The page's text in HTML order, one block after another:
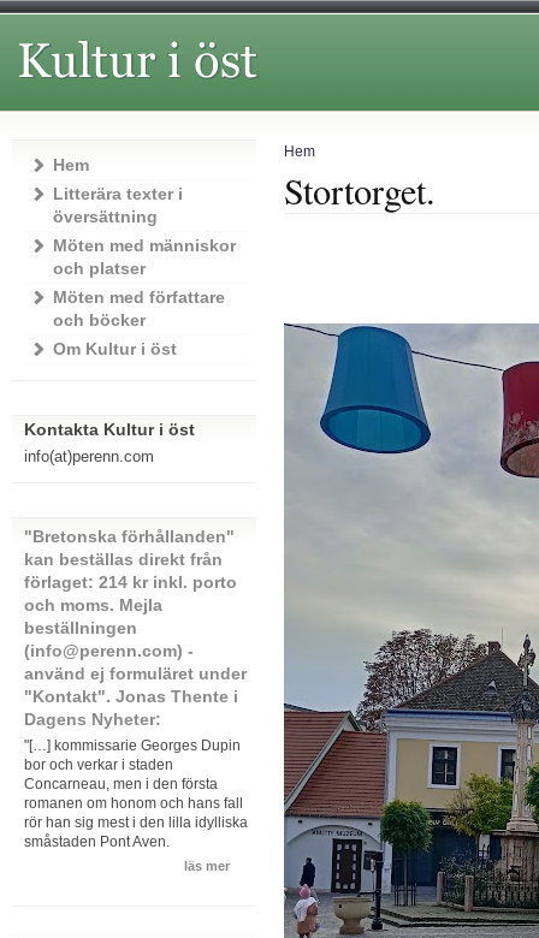
Hem
Stortorget.
Hem
Litterära texter i
översättning
Möten med människor
och platser
Möten med författare
och böcker
Om Kultur i öst
Kontakta Kultur i öst
info(at)perenn.com
"Bretonska förhållanden"
kan beställas direkt från
förlaget: 214 kr inkl. porto
och moms. Mejla
beställningen
(info@perenn.com) -
använd ej formuläret under
"Kontakt". Jonas Thente i
Dagens Nyheter:
"[…] kommissarie Georges Dupin
bor och verkar i staden
Concarneau, men i den första
romanen om honom och hans fall
rör han sig mest i den lilla idylliska
småstaden Pont Aven.
läs mer